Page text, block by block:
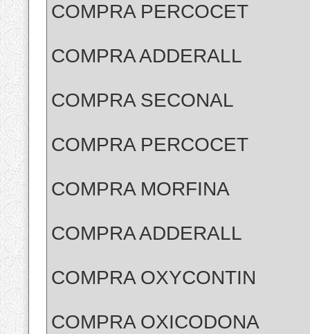
COMPRA PERCOCET
COMPRA ADDERALL
COMPRA SECONAL
COMPRA PERCOCET
COMPRA MORFINA
COMPRA ADDERALL
COMPRA OXYCONTIN
COMPRA OXICODONA